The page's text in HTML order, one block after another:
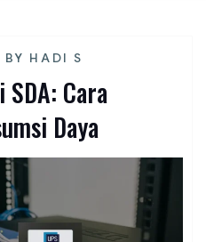
BY HADI S
Cara
Daya